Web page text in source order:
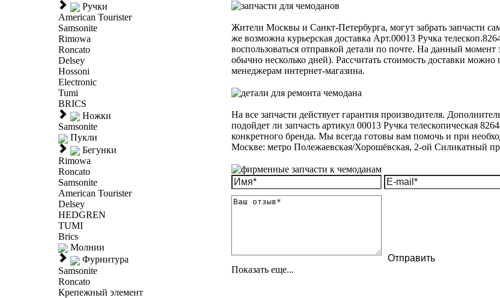
Ручки
American Tourister
Samsonite
Rimowa
Roncato
Delsey
Hossoni
Electronic
Tumi
BRICS
Ножки
Samsonite
Пукли
Бегунки
Rimowa
Roncato
Samsonite
American Tourister
Delsey
HEDGREN
TUMI
Brics
Молнии
Фурнитура
Samsonite
Roncato
Крепежный элемент
Жители Москвы и Санкт-Петербурга, могут забрать запчасти
же возможна курьерская доставка Арт.00013 Ручка
воспользоваться отправкой детали по почте. На данный
обычно несколько дней). Рассчитать стоимость доставки
менеджерам интернет-магазина.
На все запчасти действует гарантия производителя.
подойдет ли запчасть артикул 00013 Ручка телескопическая
конкретного бренда. Мы всегда готовы вам помочь и при
Москве: метро Полежаевская/Хорошёвская, 2-ой Силикатный
Показать еще...